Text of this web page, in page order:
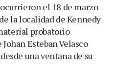
el 18 de marzo
la localidad de Kennedy
probatorio
Esteban Velasco
una ventana de su